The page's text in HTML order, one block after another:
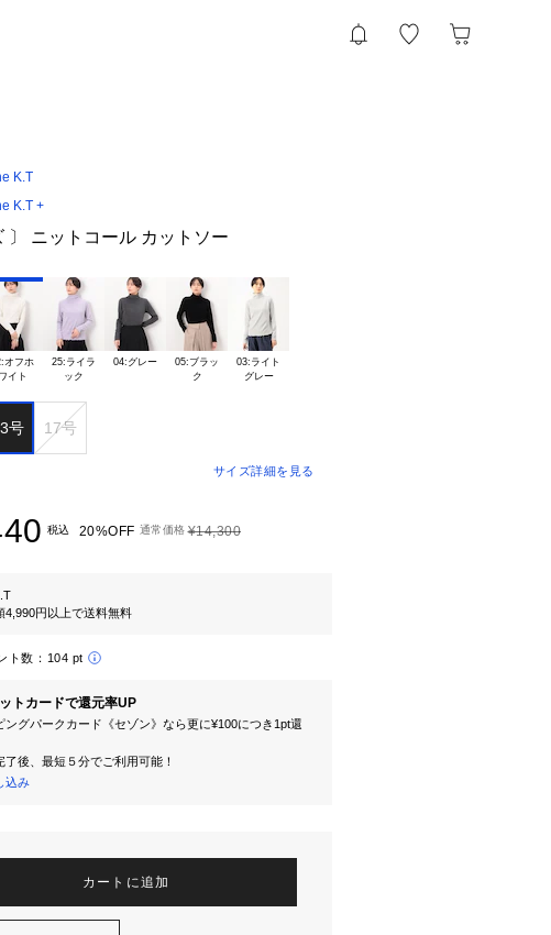
K.T
K.T +
〕 ニットコール カットソー
オフホ
25:ライラ
04:グレー
05:ブラッ
03:ライト
グレー
号 17号
サイズ詳細を見る
税込 20%OFF 通常価格 ¥14,300
4,990円以上で送料無料
ト数： 104 pt
トカードで還元率UP
ングパークカード《セゾン》なら更に¥100につき1pt還
了後、最短５分でご利用可能！
込み
カートに追加